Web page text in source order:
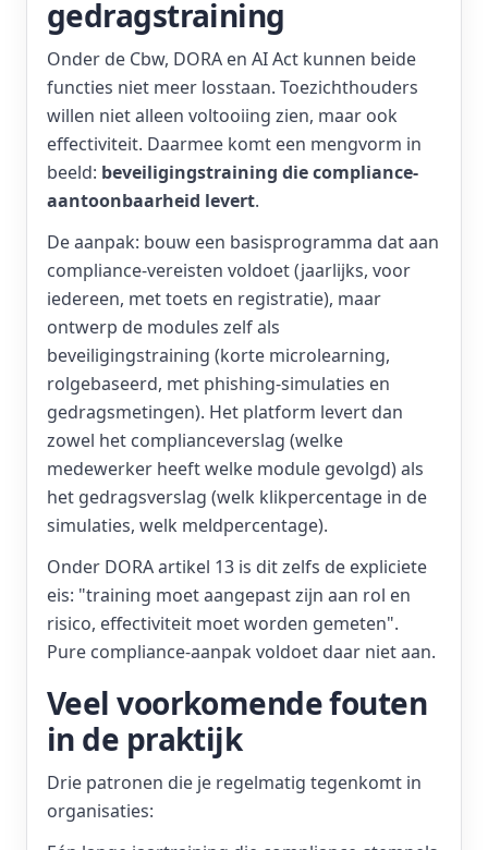
gedragstraining
Onder de Cbw, DORA en AI Act kunnen beide
functies niet meer losstaan. Toezichthouders
willen niet alleen voltooiing zien, maar ook
effectiviteit. Daarmee komt een mengvorm in
beeld: beveiligingstraining die compliance-
aantoonbaarheid levert.
De aanpak: bouw een basisprogramma dat aan
compliance-vereisten voldoet (jaarlijks, voor
iedereen, met toets en registratie), maar
ontwerp de modules zelf als
beveiligingstraining (korte microlearning,
rolgebaseerd, met phishing-simulaties en
gedragsmetingen). Het platform levert dan
zowel het complianceverslag (welke
medewerker heeft welke module gevolgd) als
het gedragsverslag (welk klikpercentage in de
simulaties, welk meldpercentage).
Onder DORA artikel 13 is dit zelfs de expliciete
eis: "training moet aangepast zijn aan rol en
risico, effectiviteit moet worden gemeten".
Pure compliance-aanpak voldoet daar niet aan.
Veel voorkomende fouten
in de praktijk
Drie patronen die je regelmatig tegenkomt in
organisaties: